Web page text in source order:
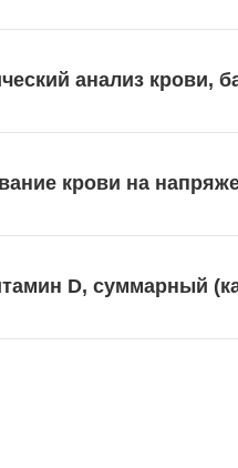
анализ крови,
крови на
D, суммарный